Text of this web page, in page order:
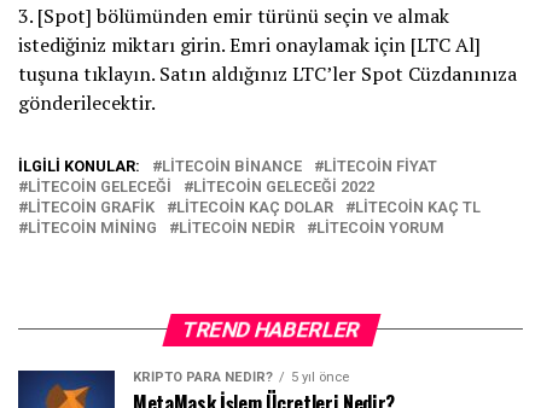
3. [Spot] bölümünden emir türünü seçin ve almak
istediğiniz miktarı girin. Emri onaylamak için [LTC Al]
tuşuna tıklayın. Satın aldığınız LTC’ler Spot Cüzdanınıza
gönderilecektir.
İLGILI KONULAR: LITECOIN BINANCE
LITECOIN FIYAT
LITECOIN GELECEĞI
LITECOIN GELECEĞI 2022
LITECOIN GRAFIK
LITECOIN KAÇ DOLAR
LITECOIN KAÇ TL
LITECOIN MINING
LITECOIN NEDIR LITECOIN YORUM
TREND HABERLER
KRIPTO PARA NEDIR? 5 yıl önce